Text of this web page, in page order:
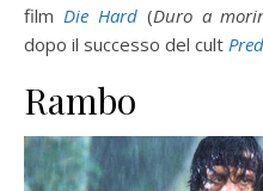
film Die Hard(Duro a
dopo il successo del cult
Rambo